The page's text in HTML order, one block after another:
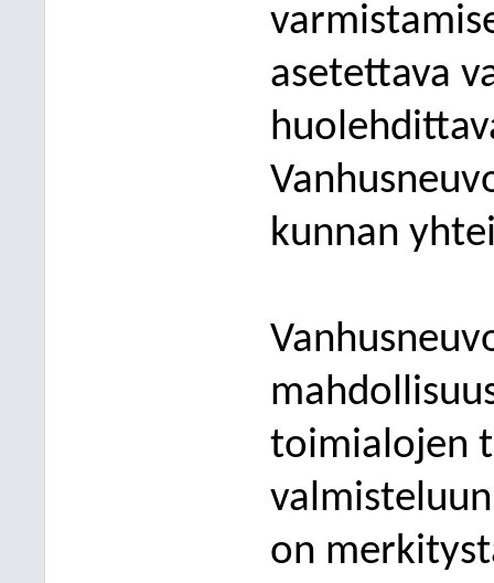
asetettava
kunnan
toimialojen
on